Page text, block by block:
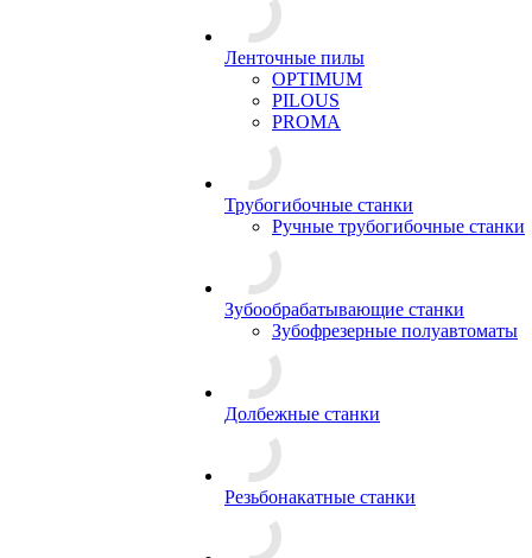
Ленточные пилы
OPTIMUM
PILOUS
PROMA
Трубогибочные станки
Ручные трубогибочные станки
Зубообрабатывающие станки
Зубофрезерные полуавтоматы
Долбежные станки
Резьбонакатные станки